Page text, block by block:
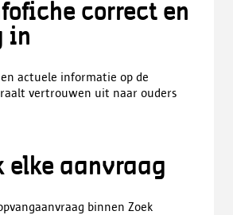
correct en
in
actuele informatie op de
vertrouwen uit naar ouders
elke aanvraag
binnen Zoek